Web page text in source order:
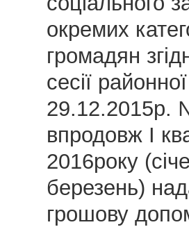
окремих
громадян
сесії
29.12.2015р.
впродовж І
2016року
березень)
грошову